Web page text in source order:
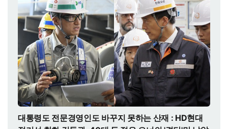
대통령도 전문경영인도 바꾸지 못하는 산재 : HD현대